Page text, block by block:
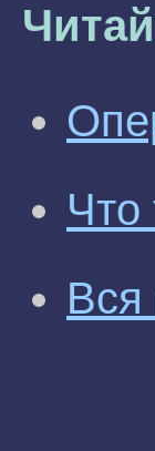
Что
Вся